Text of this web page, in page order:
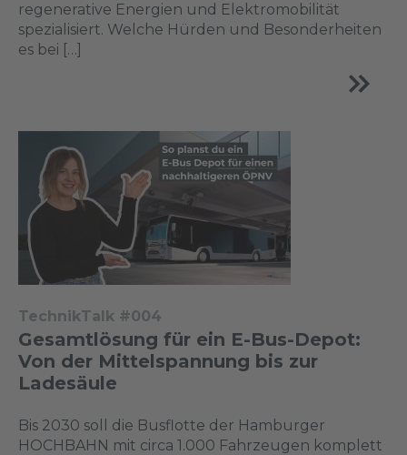
regenerative Energien und Elektromobilität
spezialisiert. Welche Hürden und Besonderheiten
es bei […]
TechnikTalk #004
Gesamtlösung für ein E-Bus-Depot:
Von der Mittelspannung bis zur
Ladesäule
Bis 2030 soll die Busflotte der Hamburger
HOCHBAHN mit circa 1.000 Fahrzeugen komplett